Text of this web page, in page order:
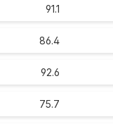
91.1
86.4
92.6
75.7